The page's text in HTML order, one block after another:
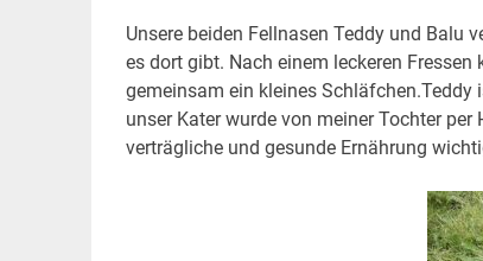
Unsere beiden Fellnasen Teddy und Balu
es dort gibt. Nach einem leckeren
gemeinsam ein kleines
unser Kater wurde von meiner Tochter
verträgliche und gesunde Ernährung